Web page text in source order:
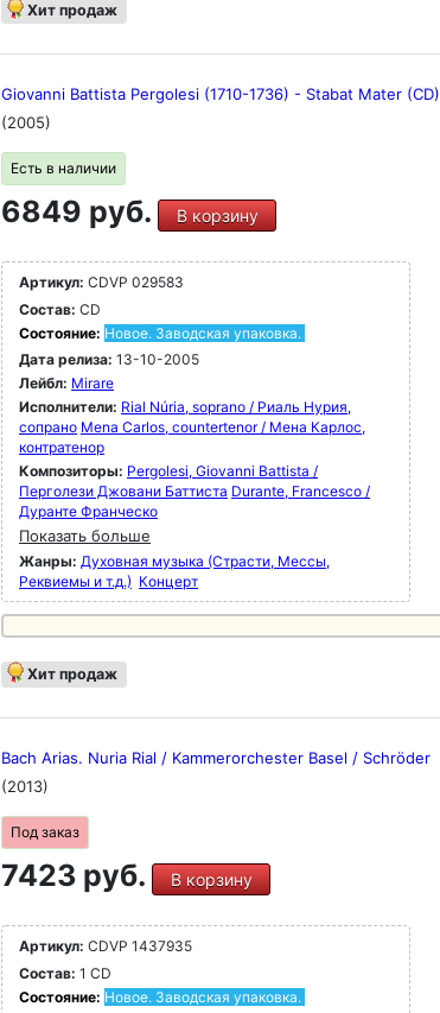
Хит продаж
Giovanni Battista Pergolesi (1710-1736) - Stabat Mater (CD)
(2005)
Есть в наличии
6849 руб. В корзину
Артикул: CDVP 029583
Состав: CD
Состояние: Новое. Заводская упаковка.
Дата релиза: 13-10-2005
Лейбл: Mirare
Исполнители: Rial Núria, soprano / Риаль Нурия,
сопрано Mena Carlos, countertenor / Мена Карлос,
контратенор
Композиторы: Pergolesi, Giovanni Battista /
Перголези Джовани Баттиста Durante, Francesco /
Дуранте Франческо
Показать больше
Жанры: Духовная музыка (Страсти, Мессы,
Реквиемы и т.д.) Концерт
Хит продаж
Bach Arias. Nuria Rial / Kammerorchester Basel / Schröder
(2013)
Под заказ
7423 руб. В корзину
Артикул: CDVP 1437935
Состав: 1 CD
Состояние: Новое. Заводская упаковка.